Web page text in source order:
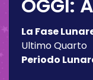
OGGI:
La Fase
Ultimo Quarto
Periodo